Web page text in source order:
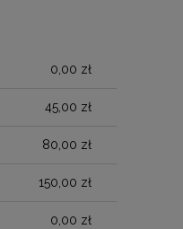
kosztów
0,00 zł
45,00 zł
80,00 zł
150,00 zł
0,00 zł